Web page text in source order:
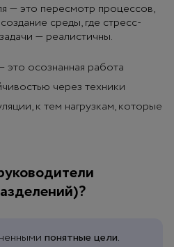
— это пересмотр процессов,
среды, где стресс-
— реалистичны.
осознанная работа
через техники
к тем нагрузкам, которые
понятные цели.